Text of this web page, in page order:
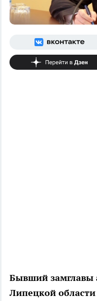
Бывший замглавы
Липецкой